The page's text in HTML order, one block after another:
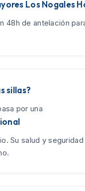
Los Nogales
48h de antelación
sillas?
por una
Su salud y